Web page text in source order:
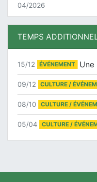
04/2026
TEMPS
15/12 ÉVÉNEMENT
09/12 CULTURE /
08/10 CULTURE /
05/04 CULTURE /